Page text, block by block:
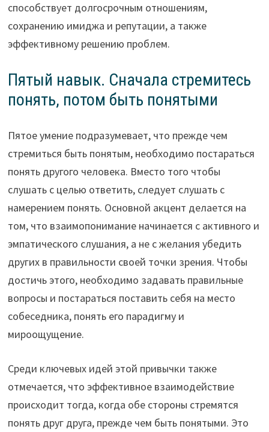
способствует долгосрочным отношениям,
сохранению имиджа и репутации, а также
эффективному решению проблем.
Пятый навык. Сначала стремитесь
понять, потом быть понятыми
Пятое умение подразумевает, что прежде чем
стремиться быть понятым, необходимо постараться
понять другого человека. Вместо того чтобы
слушать с целью ответить, следует слушать с
намерением понять. Основной акцент делается на
том, что взаимопонимание начинается с активного и
эмпатического слушания, а не с желания убедить
других в правильности своей точки зрения. Чтобы
достичь этого, необходимо задавать правильные
вопросы и постараться поставить себя на место
собеседника, понять его парадигму и
мироощущение.
Среди ключевых идей этой привычки также
отмечается, что эффективное взаимодействие
происходит тогда, когда обе стороны стремятся
понять друг друга, прежде чем быть понятыми. Это